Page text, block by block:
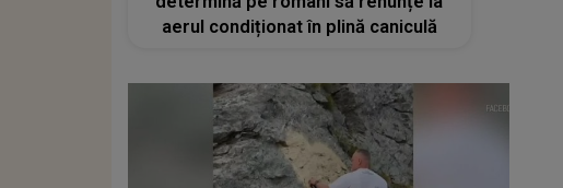
aerul condiționat în plină caniculă